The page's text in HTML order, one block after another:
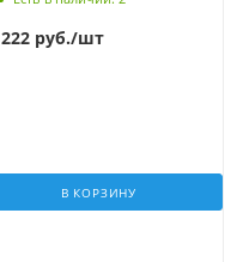
222 руб./шт
В КОРЗИНУ